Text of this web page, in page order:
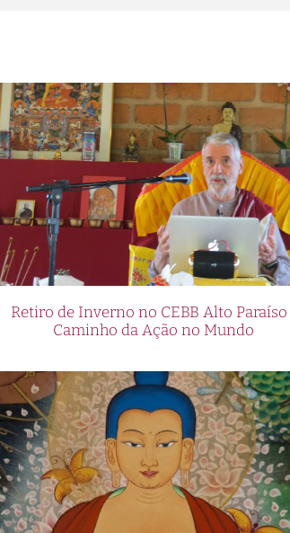
Retiro de Inverno no CEBB Alto Paraíso |
Caminho da Ação no Mundo